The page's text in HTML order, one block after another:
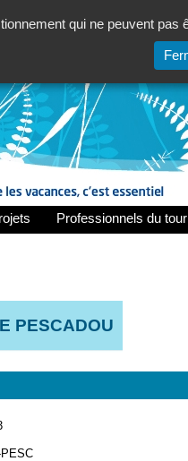
qui ne peuvent
Professionnels du
PESCADOU